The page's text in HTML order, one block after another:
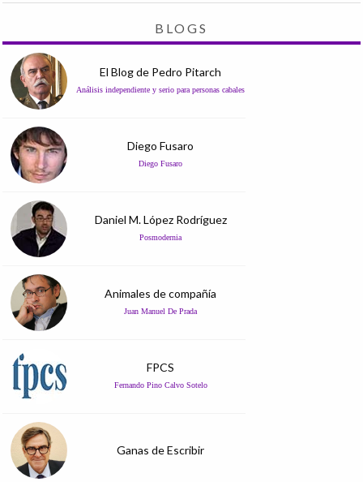
BLOGS
El Blog de Pedro Pitarch
Análisis independiente y serio para personas cabales
Diego Fusaro
Diego Fusaro
Daniel M. López Rodríguez
Posmodernia
Animales de compañía
Juan Manuel De Prada
FPCS
Fernando Pino Calvo Sotelo
Ganas de Escribir